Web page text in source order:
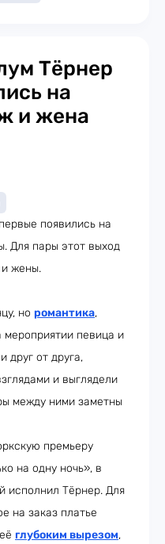
Тёрнер
на
и жена
появились на
Для пары этот выход
жены.
но романтика,
мероприятии певица и
друг от друга,
и выглядели
между ними заметны
премьеру
на одну ночь», в
исполнил Тёрнер. Для
на заказ платье
глубоким вырезом,